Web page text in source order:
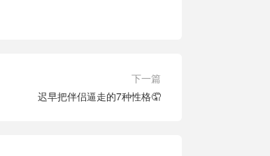
下一篇
迟早把伴侣逼走的7种性格🤦